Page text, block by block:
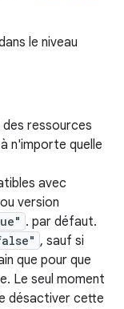
le niveau
des ressources
n'importe quelle
avec
version
. par défaut.
, sauf si
que pour que
Le seul moment
désactiver cette